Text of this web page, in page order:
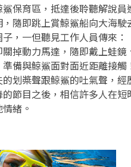
鯊保育區，抵達後聆聽解說
，隨即跳上賞鯨鯊船向大海
子，一但聽見工作人員傳來
關掉動力馬達，隨即戴上蛙
準備與鯨鯊面對面近距離接
的划槳聲跟鯨鯊的吐氣聲，
的節目之後，相信許多人在
緒。